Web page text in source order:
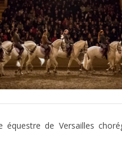
équestre de Versailles